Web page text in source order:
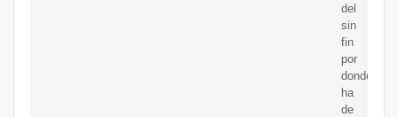
del
sin
fin
por
donde
ha
de